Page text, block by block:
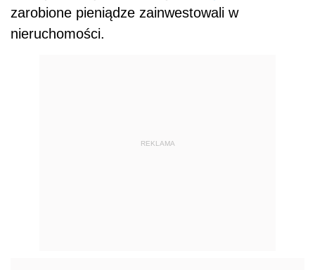
zarobione pieniądze zainwestowali w
nieruchomości.
REKLAMA